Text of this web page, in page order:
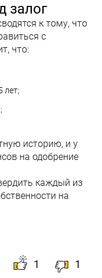
залог
к тому, что
с
что:
лет;
историю, и у
на одобрение
каждый из
на
1 1